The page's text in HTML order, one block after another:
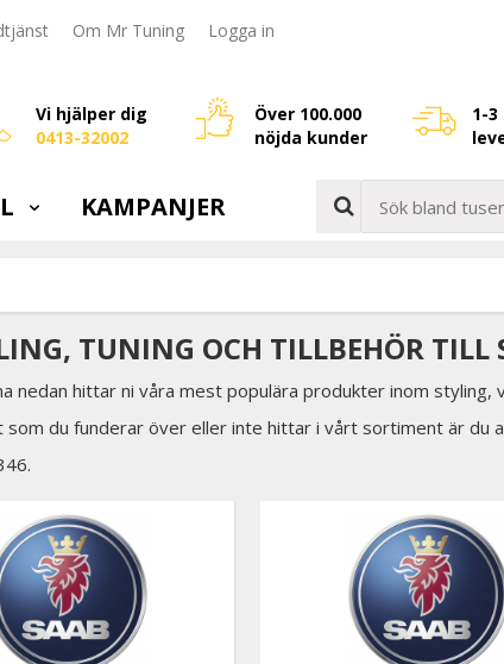
Om Mr Tuning Logga in
Vi hjälper dig
0413-32002
Över 100.000
nöjda kunder
1-
KAMPANJER
TUNING OCH TILLBEHÖR
nedan hittar ni våra mest populära produkter inom styling,
som du funderar över eller inte hittar i vårt sortiment är du